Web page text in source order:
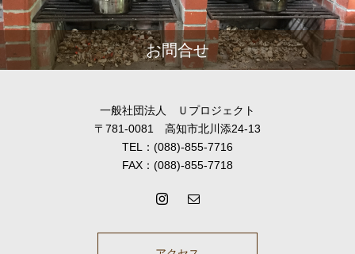
お問合せ
一般社団法人 Ｕプロジェクト
〒781-0081 高知市北川添24-13
TEL：(088)-855-7716
FAX：(088)-855-7718